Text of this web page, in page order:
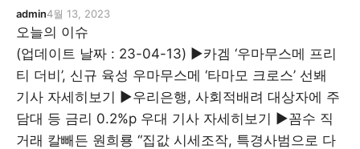
admin4월 13, 2023
오늘의 이슈
(업데이트 날짜 : 23-04-13) ▶카겜 ‘우마무스메 프리
티 더비’, 신규 육성 우마무스메 ‘타마모 크로스’ 선봬
기사 자세히보기 ▶우리은행, 사회적배려 대상자에 주
담대 등 금리 0.2%p 우대 기사 자세히보기 ▶꼼수 직
거래 칼빼든 원희룡 “집값 시세조작, 특경사범으로 다